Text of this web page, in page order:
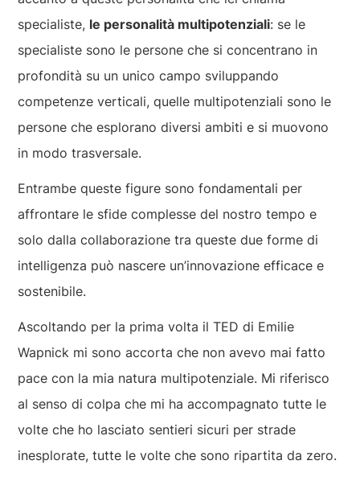
specialiste, le personalità multipotenziali: se le
specialiste sono le persone che si concentrano in
profondità su un unico campo sviluppando
competenze verticali, quelle multipotenziali sono le
persone che esplorano diversi ambiti e si muovono
in modo trasversale.
Entrambe queste figure sono fondamentali per
affrontare le sfide complesse del nostro tempo e
solo dalla collaborazione tra queste due forme di
intelligenza può nascere un’innovazione efficace e
sostenibile.
Ascoltando per la prima volta il TED di Emilie
Wapnick mi sono accorta che non avevo mai fatto
pace con la mia natura multipotenziale. Mi riferisco
al senso di colpa che mi ha accompagnato tutte le
volte che ho lasciato sentieri sicuri per strade
inesplorate, tutte le volte che sono ripartita da zero.